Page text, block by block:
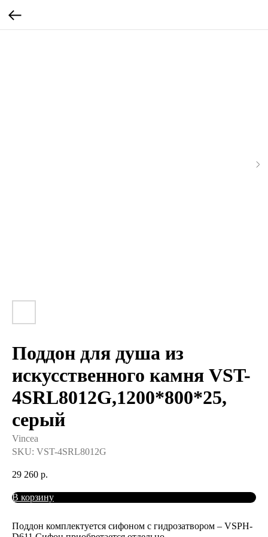
Поддон для душа из
искусственного камня VST-
4SRL8012G,1200*800*25,
серый
Vincea
SKU: VST-4SRL8012G
29 260 р.
В корзину
Поддон комплектуется сифоном с гидрозатвором – VSPH-